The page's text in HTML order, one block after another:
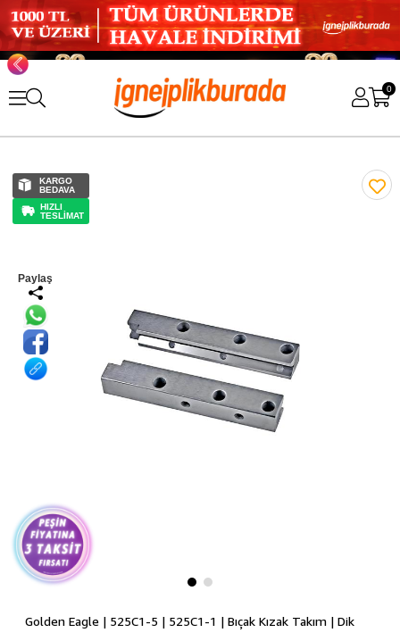
0
KARGO
BEDAVA
HIZLI
TESLİMAT
Paylaş
Golden Eagle | 525C1-5 | 525C1-1 | Bıçak Kızak Takım | Dik